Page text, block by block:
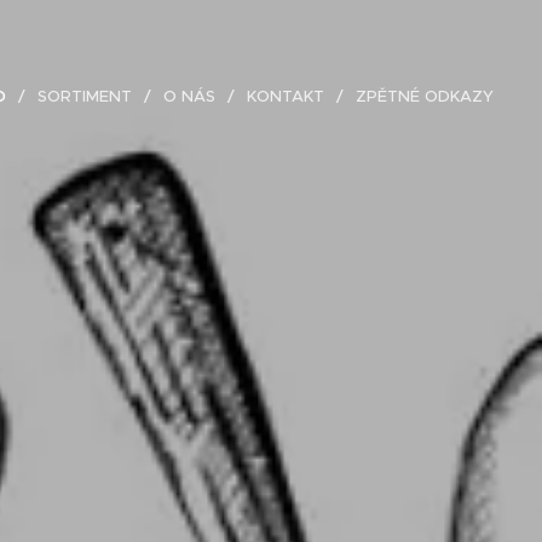
SORTIMENT O NÁS KONTAKT ZPĚTNÉ ODKAZY